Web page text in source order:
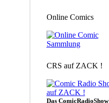
Online Comics
CRS auf ZACK !
Das ComicRadioShow